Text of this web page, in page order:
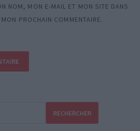
NOM, MON E-MAIL ET MON SITE DANS
PROCHAIN COMMENTAIRE.
RECHERCHER